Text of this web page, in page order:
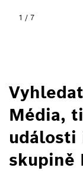
1 / 7
Média,
události
skupině